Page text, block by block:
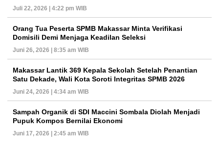
Juli 22, 2026 | 4:22 pm WIB
Orang Tua Peserta SPMB Makassar Minta Verifikasi
Domisili Demi Menjaga Keadilan Seleksi
Juni 26, 2026 | 8:35 am WIB
Makassar Lantik 369 Kepala Sekolah Setelah Penantian
Satu Dekade, Wali Kota Soroti Integritas SPMB 2026
Juni 24, 2026 | 4:34 am WIB
Sampah Organik di SDI Maccini Sombala Diolah Menjadi
Pupuk Kompos Bernilai Ekonomi
Juni 17, 2026 | 2:45 am WIB